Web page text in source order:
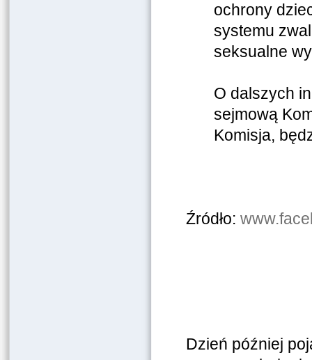
ochrony
systemu
seksualne
O dalszych
sejmową
Komisja,
Źródło:
Dzień później